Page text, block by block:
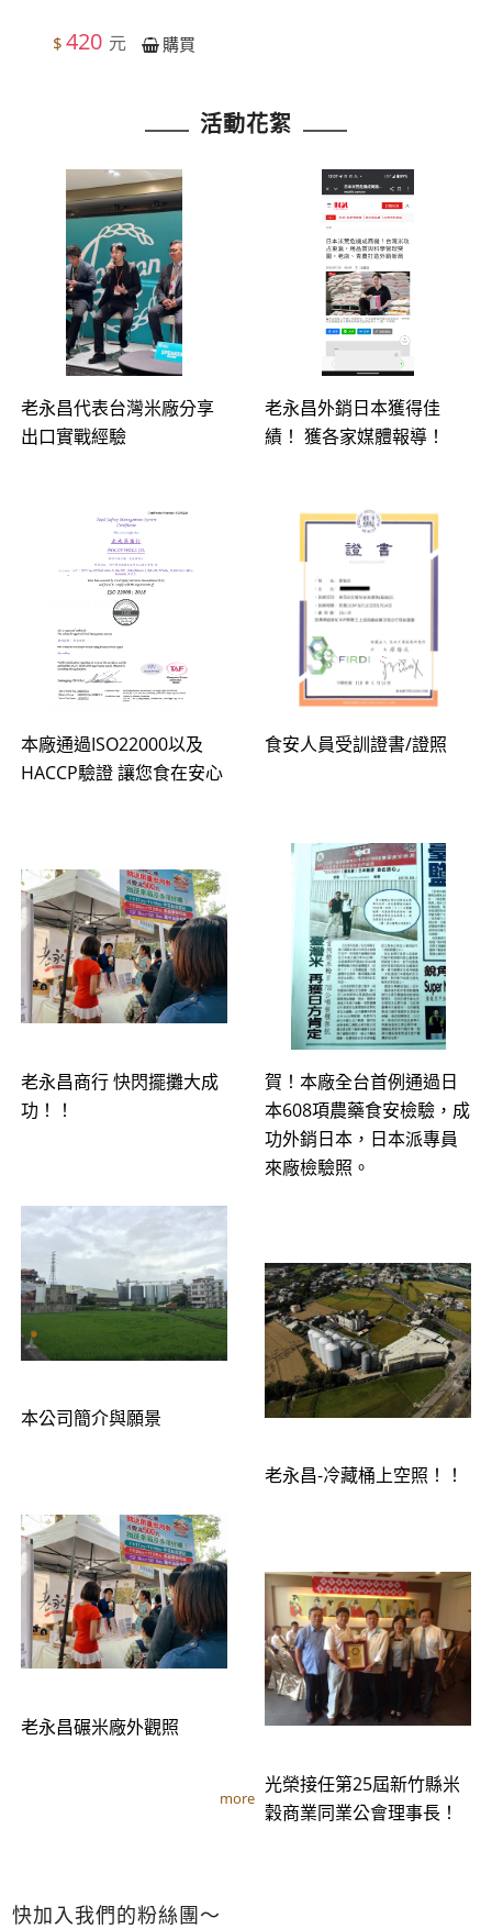
$ 420 元 購買
活動花絮
老永昌代表台灣米廠分享
出口實戰經驗
老永昌外銷日本獲得佳
績！ 獲各家媒體報導！
本廠通過ISO22000以及
HACCP驗證 讓您食在安心
食安人員受訓證書/證照
老永昌商行 快閃擺攤大成
功！！
賀！本廠全台首例通過日
本608項農藥食安檢驗，成
功外銷日本，日本派專員
來廠檢驗照。
本公司簡介與願景
老永昌-冷藏桶上空照！！
老永昌碾米廠外觀照
光榮接任第25屆新竹縣米
穀商業同業公會理事長！
more
快加入我們的粉絲團～